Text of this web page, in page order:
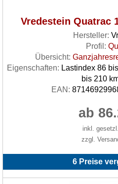
Vredestein Quatrac
Hersteller:
Profil:
Übersicht:
Eigenschaften: Lastindex 86
bis 210
EAN:
ab
inkl.
zzgl.
6 Preise